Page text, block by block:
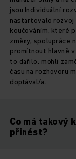
jsou Individuální
nastartovalo rozvoj
koučováním, které
změny, spolupráce
promítnout hlavně
to dařilo, mohli
času na rozhovoru
doptával/a.
Co má takový
přinést?